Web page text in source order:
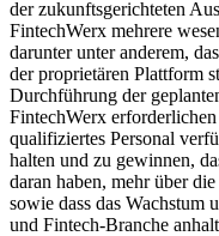
der zukunftsgerichteten
FintechWerx mehrere
darunter unter anderem,
der proprietären Plattform
Durchführung der
FintechWerx
qualifiziertes Personal
halten und zu gewinnen,
daran haben, mehr über
sowie dass das Wachstum
und Fintech-Branche